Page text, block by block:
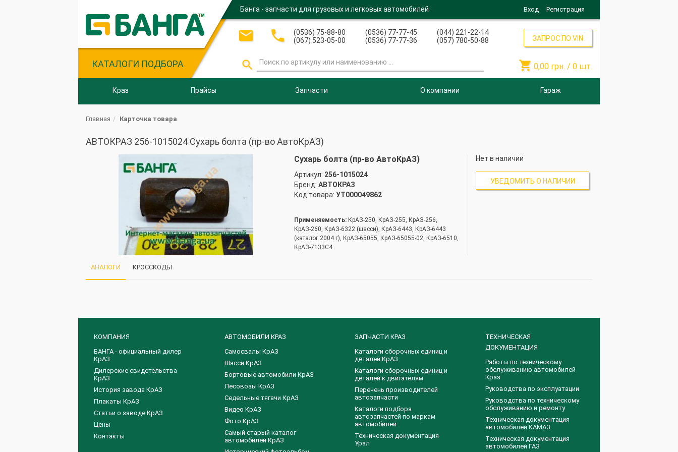
КАТАЛОГИ ПОДБОРА
Банга - запчасти для грузовых и легковых автомобилей Вход Регистрация
 
(0536) 75-88-80
(067) 523-05-00
(0536) 77-77-45
(0536) 77-77-36
(044) 221-22-14
(057) 780-50-88

ЗАПРОС ПО VIN
 0,00 грн. / 0 шт.
Краз Прайсы Запчасти О компании Гараж
Главная Карточка товара
АВТОКРАЗ 256-1015024 Сухарь болта (пр-во АвтоКрАЗ)
Сухарь болта (пр-во АвтоКрАЗ)
Артикул: 256-1015024
Бренд: АВТОКРАЗ
Код товара: УТ000049862
Применяемость: КрАЗ-250, КрАЗ-255, КрАЗ-256,
КрАЗ-260, КрАЗ-6322 (шасси), КрАЗ-6443, КрАЗ-6443
(каталог 2004 г), КрАЗ-65055, КрАЗ-65055-02, КрАЗ-6510,
КрАЗ-7133С4
Нет в наличии
УВЕДОМИТЬ О НАЛИЧИИ
АНАЛОГИ КРОССКОДЫ
КОМПАНИЯ
БАНГА - официальный дилер
КрАЗ
Дилерские свидетельства
КрАЗ
История завода КрАЗ
Плакаты КрАЗ
Статьи о заводе КрАЗ
Цены
Контакты
АВТОМОБИЛИ КРАЗ
Самосвалы КрАЗ
Шасси КрАЗ
Бортовые автомобили КрАЗ
Лесовозы КрАЗ
Седельные тягачи КрАЗ
Видео КрАЗ
Фото КрАЗ
Самый старый каталог
автомобилей КрАЗ
ЗАПЧАСТИ КРАЗ
Каталоги сборочных единиц и
деталей КрАЗ
​Каталоги сборочных единиц и
деталей к двигателям
Перечень производителей
автозапчасти
Каталоги подбора
автозапчастей по маркам
автомобилей
Техническая документация
Урал
ТЕХНИЧЕСКАЯ
ДОКУМЕНТАЦИЯ
Работы по техническому
обслуживанию автомобилей
Краз
Руководства по эксплуатации
Руководства по техническому
обслуживанию и ремонту
Техническая документация
автомобилей КАМАЗ
Техническая документация
автомобилей ГАЗ